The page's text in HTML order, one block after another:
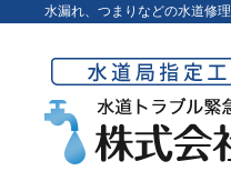
水漏れ、つまりなどの水道修